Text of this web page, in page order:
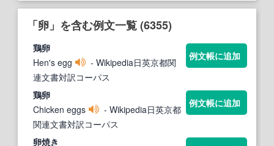
「卵」を含む例文一覧 (6355)
鶏卵
Hen's egg
- Wikipedia日英京都関
連文書対訳コーパス
例文帳に追加
鶏卵
Chicken eggs
- Wikipedia日英京都
関連文書対訳コーパス
例文帳に追加
卵焼き